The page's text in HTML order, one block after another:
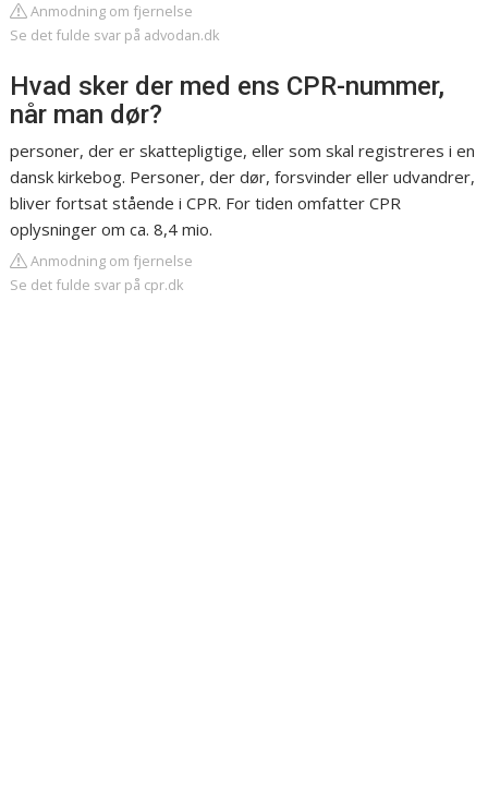
Anmodning om fjernelse
Se det fulde svar på advodan.dk
Hvad sker der med ens CPR-nummer,
når man dør?
personer, der er skattepligtige, eller som skal registreres i en
dansk kirkebog. Personer, der dør, forsvinder eller udvandrer,
bliver fortsat stående i CPR. For tiden omfatter CPR
oplysninger om ca. 8,4 mio.
Anmodning om fjernelse
Se det fulde svar på cpr.dk